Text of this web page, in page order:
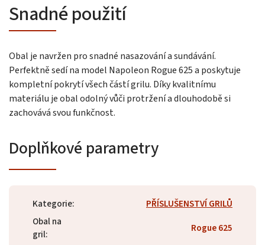
Snadné použití
Obal je navržen pro snadné nasazování a sundávání.
Perfektně sedí na model Napoleon Rogue 625 a poskytuje
kompletní pokrytí všech částí grilu. Díky kvalitnímu
materiálu je obal odolný vůči protržení a dlouhodobě si
zachovává svou funkčnost.
Doplňkové parametry
Kategorie:
PŘÍSLUŠENSTVÍ GRILŮ
Obal na
gril: Rogue 625